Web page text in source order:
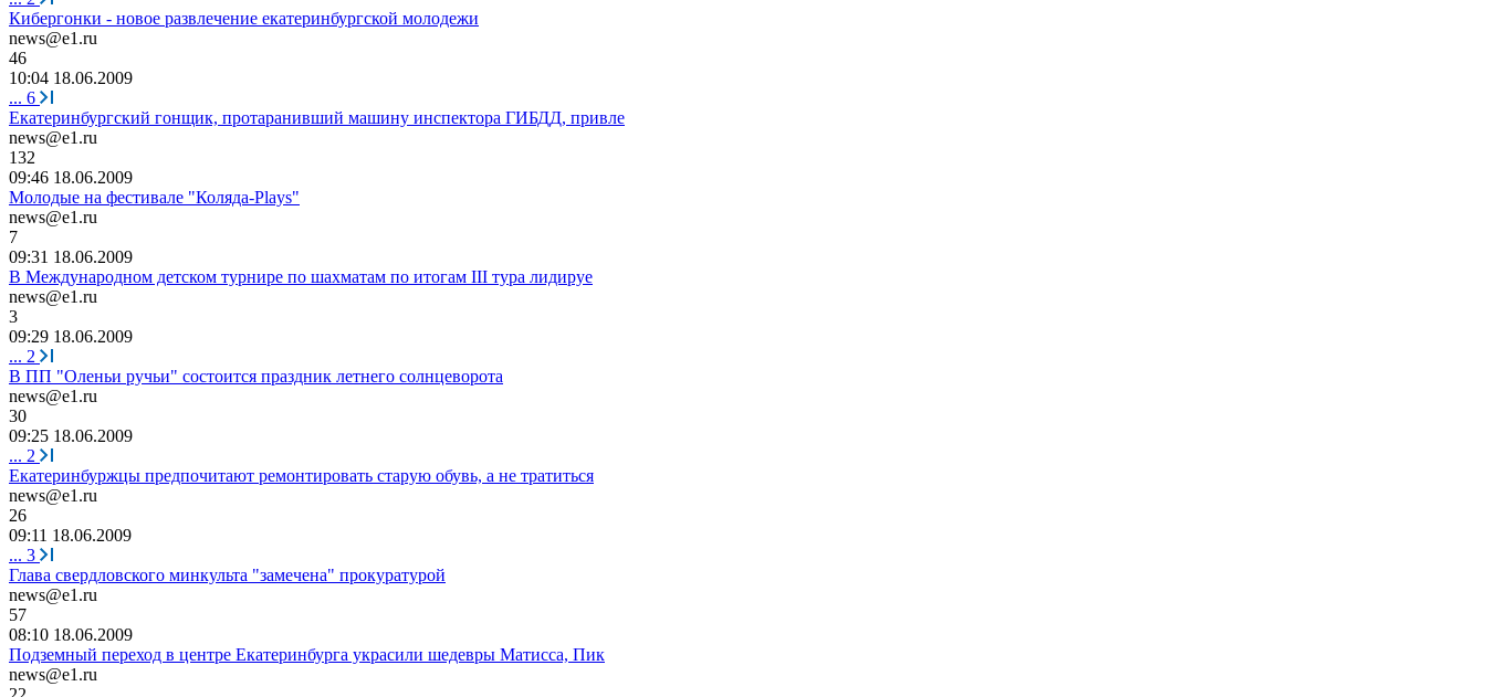
Кибергонки - новое развлечение екатеринбургской молодежи
news@e1.ru
46
10:04 18.06.2009
... 6
Екатеринбургский гонщик, протаранивший машину инспектора ГИБДД, привле
news@e1.ru
132
09:46 18.06.2009
Молодые на фестивале "Коляда-Plays"
news@e1.ru
7
09:31 18.06.2009
В Международном детском турнире по шахматам по итогам III тура лидируе
news@e1.ru
3
09:29 18.06.2009
... 2
В ПП "Оленьи ручьи" состоится праздник летнего солнцеворота
news@e1.ru
30
09:25 18.06.2009
... 2
Екатеринбуржцы предпочитают ремонтировать старую обувь, а не тратиться
news@e1.ru
26
09:11 18.06.2009
... 3
Глава свердловского минкульта "замечена" прокуратурой
news@e1.ru
57
08:10 18.06.2009
Подземный переход в центре Екатеринбурга украсили шедевры Матисса, Пик
news@e1.ru